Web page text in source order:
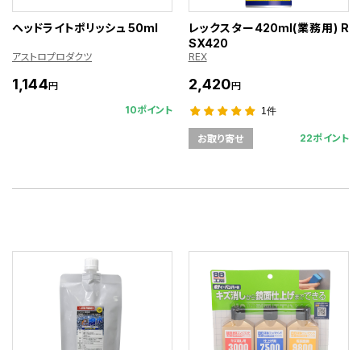
ヘッドライトポリッシュ 50ml
アストロプロダクツ
1,144円
10ポイント
レックスター420ml(業務用) R
SX420
REX
2,420円
1件
お取り寄せ 22ポイント